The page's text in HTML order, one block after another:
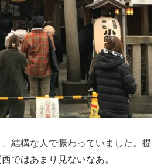
結構な人で賑わっていました。提
ではあまり見ないなあ。